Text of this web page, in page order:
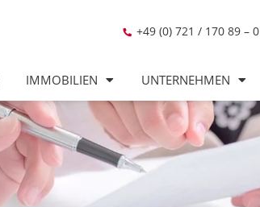
+49 (0) 721 / 170 89 – 0
IMMOBILIEN UNTERNEHMEN